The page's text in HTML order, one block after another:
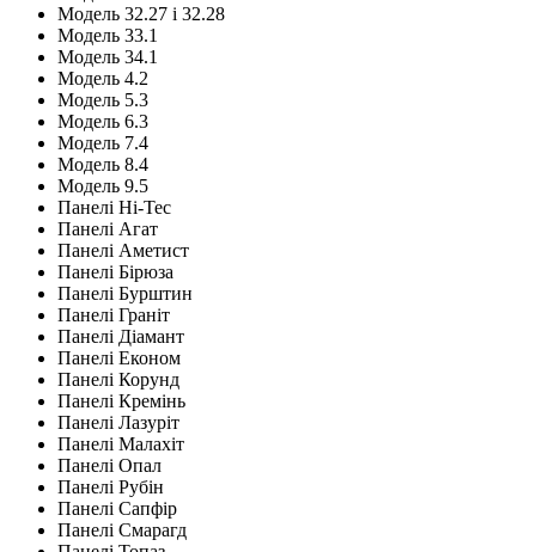
Модель 32.27 і 32.28
Модель 33.1
Модель 34.1
Модель 4.2
Модель 5.3
Модель 6.3
Модель 7.4
Модель 8.4
Модель 9.5
Панелі Hi-Tec
Панелі Агат
Панелі Аметист
Панелі Бірюза
Панелі Бурштин
Панелі Граніт
Панелі Діамант
Панелі Економ
Панелі Корунд
Панелі Кремінь
Панелі Лазуріт
Панелі Малахіт
Панелі Опал
Панелі Рубін
Панелі Сапфір
Панелі Смарагд